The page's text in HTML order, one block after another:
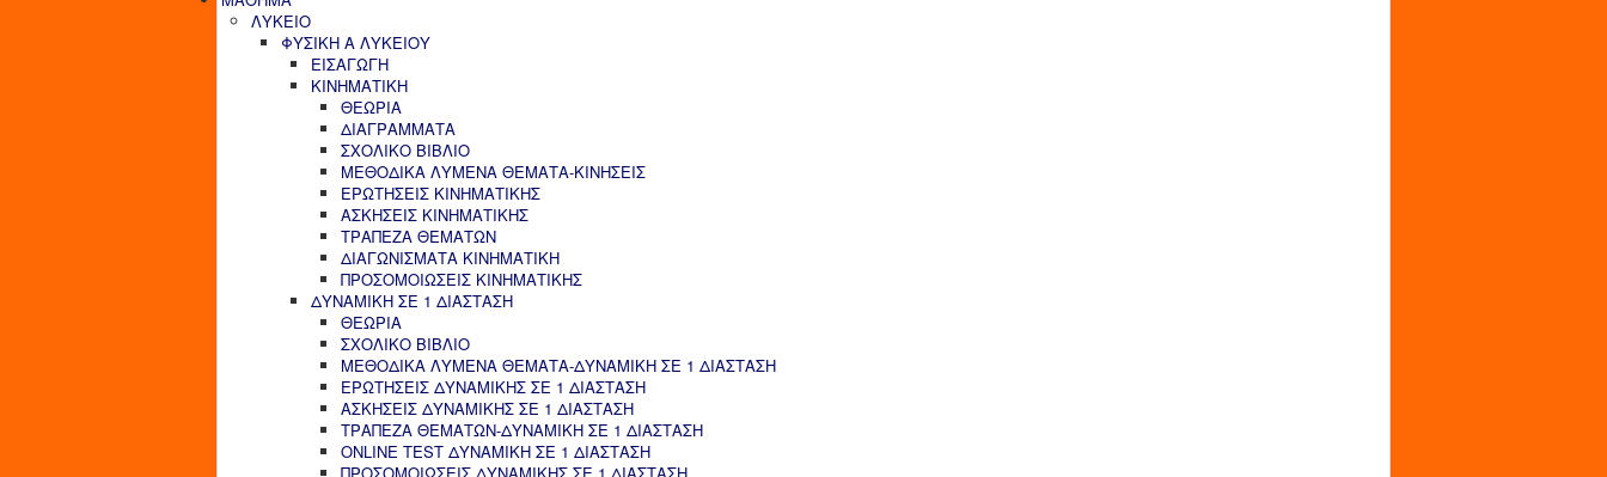
ΛΥΚΕΙΟ
ΦΥΣΙΚΗ Α ΛΥΚΕΙΟΥ
ΕΙΣΑΓΩΓΗ
ΚΙΝΗΜΑΤΙΚΗ
ΘΕΩΡΙΑ
ΔΙΑΓΡΑΜΜΑΤΑ
ΣΧΟΛΙΚΟ ΒΙΒΛΙΟ
ΜΕΘΟΔΙΚΑ ΛΥΜΕΝΑ ΘΕΜΑΤΑ-ΚΙΝΗΣΕΙΣ
ΕΡΩΤΗΣΕΙΣ ΚΙΝΗΜΑΤΙΚΗΣ
ΑΣΚΗΣΕΙΣ ΚΙΝΗΜΑΤΙΚΗΣ
ΤΡΑΠΕΖΑ ΘΕΜΑΤΩΝ
ΔΙΑΓΩΝΙΣΜΑΤΑ ΚΙΝΗΜΑΤΙΚΗ
ΠΡΟΣΟΜΟΙΩΣΕΙΣ ΚΙΝΗΜΑΤΙΚΗΣ
ΔΥΝΑΜΙΚΗ ΣΕ 1 ΔΙΑΣΤΑΣΗ
ΘΕΩΡΙΑ
ΣΧΟΛΙΚΟ ΒΙΒΛΙΟ
ΜΕΘΟΔΙΚΑ ΛΥΜΕΝΑ ΘΕΜΑΤΑ-ΔΥΝΑΜΙΚΗ ΣΕ 1 ΔΙΑΣΤΑΣΗ
ΕΡΩΤΗΣΕΙΣ ΔΥΝΑΜΙΚΗΣ ΣΕ 1 ΔΙΑΣΤΑΣΗ
ΑΣΚΗΣΕΙΣ ΔΥΝΑΜΙΚΗΣ ΣΕ 1 ΔΙΑΣΤΑΣΗ
ΤΡΑΠΕΖΑ ΘΕΜΑΤΩΝ-ΔΥΝΑΜΙΚΗ ΣΕ 1 ΔΙΑΣΤΑΣΗ
ONLINE TEST ΔΥΝΑΜΙΚΗ ΣΕ 1 ΔΙΑΣΤΑΣΗ